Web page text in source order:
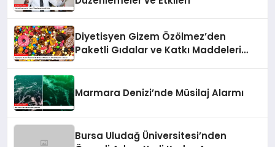
Diyetisyen Gizem Özölmez’den
Paketli Gıdalar ve Katkı Maddeleri
Marmara Denizi’nde Müsilaj Alarmı
Bursa Uludağ Üniversitesi’nden